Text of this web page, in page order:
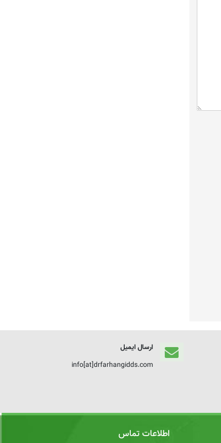
ارسال ایمیل
info[at]drfarhangidds.com
اطلاعات تماس